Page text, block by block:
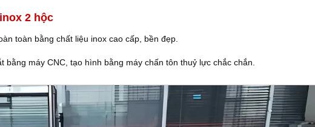
2 hộc
toàn bằng chất liệu inox cao cấp, bền đẹp.
máy CNC, tạo hình bằng máy chấn tôn thuỷ lực chắc chắn.